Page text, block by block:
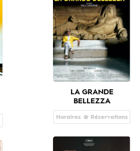
LA GRANDE
BELLEZZA
Horaires & Réservations